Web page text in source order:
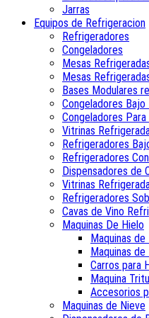
Jarras
Equipos de Refrigeracion
Refrigeradores
Congeladores
Mesas
Mesas
Bases Modulares
Congeladores Bajo
Congeladores Para
Vitrinas
Refrigeradores
Refrigeradores
Dispensadores de
Vitrinas
Refrigeradores
Cavas de Vino
Maquinas De Hielo
Maquinas
Maquinas
Carros para
Maquina
Accesorios
Maquinas de Nieve